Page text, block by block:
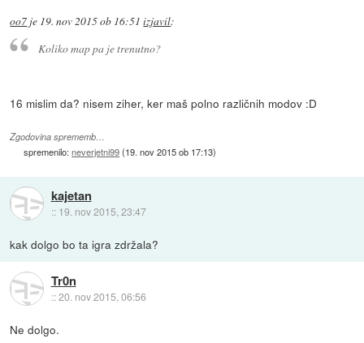
oo7 je 19. nov 2015 ob 16:51 izjavil:
Koliko map pa je trenutno?
16 mislim da? nisem ziher, ker maš polno različnih modov :D
Zgodovina sprememb…
spremenilo:neverjetni99(19. nov 2015 ob 17:13)
kajetan
:: 19. nov 2015, 23:47
kak dolgo bo ta igra zdržala?
Tr0n
::20. nov 2015, 06:56
Ne dolgo.